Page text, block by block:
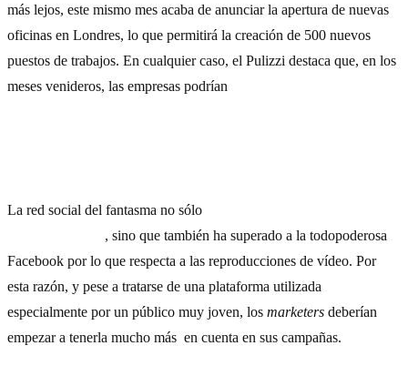
más lejos, este mismo mes acaba de anunciar la apertura de nuevas
oficinas en Londres, lo que permitirá la creación de 500 nuevos
puestos de trabajos. En cualquier caso, el Pulizzi destaca que, en los
meses venideros, las empresas podrían
La red social del fantasma no sólo
, sino que también ha superado a la todopoderosa
Facebook por lo que respecta a las reproducciones de vídeo. Por
esta razón, y pese a tratarse de una plataforma utilizada
especialmente por un público muy joven, los marketers deberían
empezar a tenerla mucho más en cuenta en sus campañas.